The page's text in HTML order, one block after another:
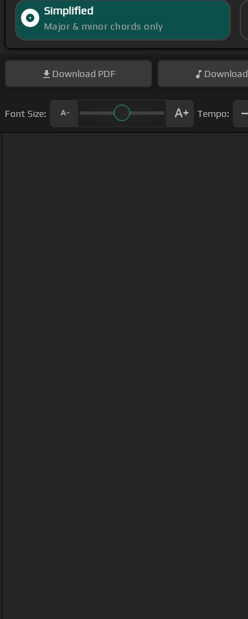
Simplified
Major & minor chords only
Download PDF Download
Font Size: Tempo: